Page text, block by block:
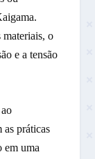
materiais, o
e a tensão
as práticas
em uma